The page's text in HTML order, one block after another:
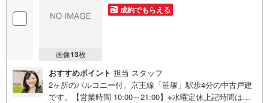
画像13枚
成約でもらえる
おすすめポイント 担当 スタッフ
2ヶ所のバルコニー付。京王線「笹塚」駅歩4分の中古戸建
です。【営業時間 10:00～21:00】※水曜定休上記時間はお